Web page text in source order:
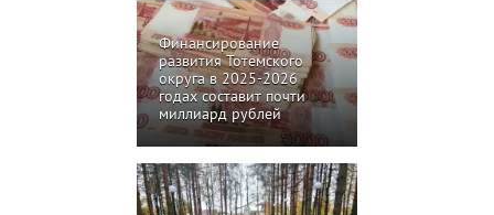
Финансирование
развития Тотемского
округа в 2025-2026
годах составит почти
миллиард рублей